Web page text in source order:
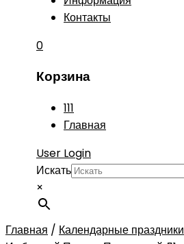
Контакты
0
Корзина
111
Главная
User Login
Искать
×
Главная / Календарные праздники